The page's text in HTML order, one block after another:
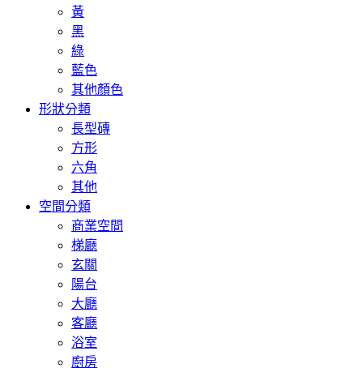
黃
黑
綠
藍色
其他顏色
形狀分類
長型磚
方形
六角
其他
空間分類
商業空間
梯廳
玄關
陽台
大廳
客廳
浴室
廚房